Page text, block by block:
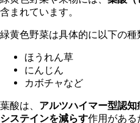
含まれています。
緑黄色野菜は具体的に以下の種
ほうれん草
にんじん
カボチャなど
葉酸は、 アルツハイマー型認
システインを減らす作用がある